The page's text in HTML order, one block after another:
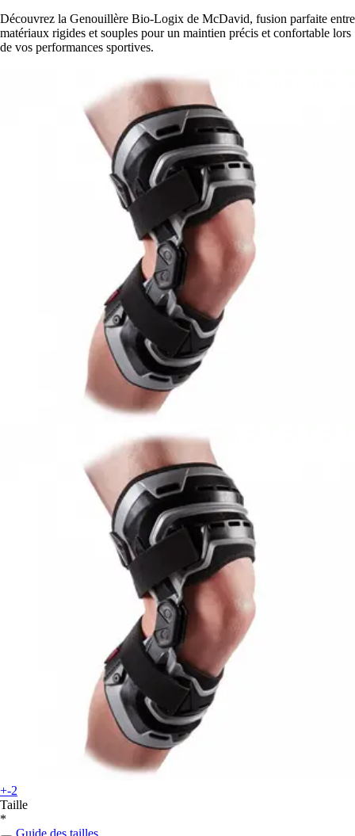
Découvrez la Genouillère Bio-Logix de McDavid, fusion parfaite entre
matériaux rigides et souples pour un maintien précis et confortable lors
de vos performances sportives.
+-2
Taille
*